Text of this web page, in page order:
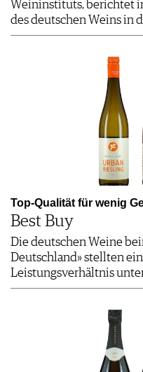
Weininstituts, berichtet
des deutschen Weins in
Top-Qualität für wenig
Best Buy
Die deutschen Weine
Deutschland» stellten
Leistungsverhältnis